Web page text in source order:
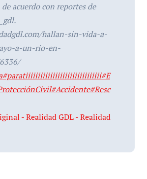
de acuerdo con reportes de
hallan-sin-vida-a-
a-un-rio-en-
#paratiiiiiiiiiiiiiiiiiiiiiiiiiiiiiii#E
#Accidente#Resc
- Realidad GDL - Realidad